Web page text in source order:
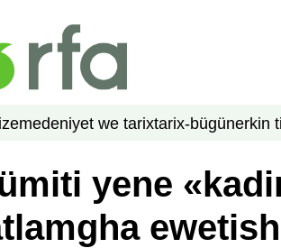
medeniyet we tarixtarix-bügünerkin
yene